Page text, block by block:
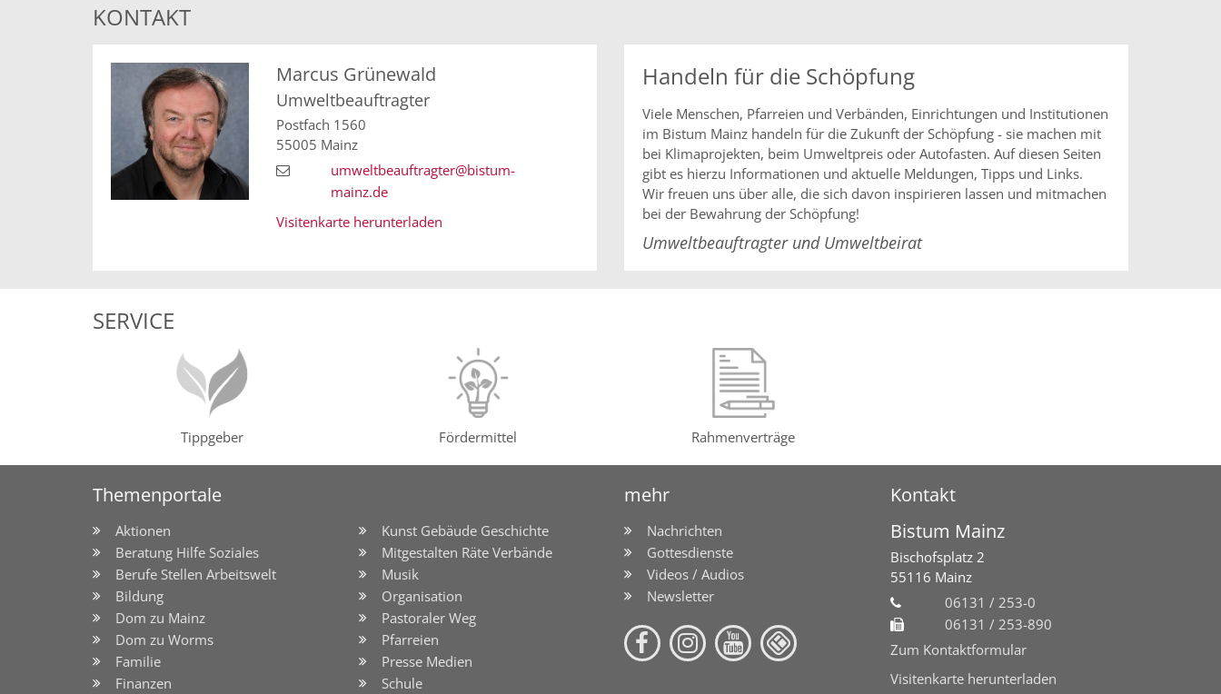
KONTAKT
Marcus Grünewald
Umweltbeauftragter
Postfach 1560
55005 Mainz
umweltbeauftragter@bistum-
mainz.de
Visitenkarte herunterladen
Handeln für die Schöpfung
Viele Menschen, Pfarreien und Verbänden, Einrichtungen und Institutionen
im Bistum Mainz handeln für die Zukunft der Schöpfung - sie machen mit
bei Klimaprojekten, beim Umweltpreis oder Autofasten. Auf diesen Seiten
gibt es hierzu Informationen und aktuelle Meldungen, Tipps und Links.
Wir freuen uns über alle, die sich davon inspirieren lassen und mitmachen
bei der Bewahrung der Schöpfung!
Umweltbeauftragter und Umweltbeirat
SERVICE
Tippgeber Fördermittel Rahmenverträge
Themenportale mehr Kontakt
Aktionen
Beratung Hilfe Soziales
Berufe Stellen Arbeitswelt
Bildung
Dom zu Mainz
Dom zu Worms
Familie
Finanzen
Kunst Gebäude Geschichte
Mitgestalten Räte Verbände
Musik
Organisation
Pastoraler Weg
Pfarreien
Presse Medien
Schule
Nachrichten
Gottesdienste
Videos / Audios
Newsletter
Bistum Mainz
Bischofsplatz 2
55116 Mainz
06131 / 253-0
06131 / 253-890
Zum Kontaktformular
Visitenkarte herunterladen